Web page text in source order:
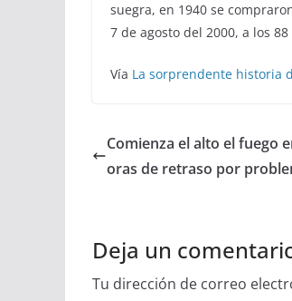
suegra, en 1940 se
7 de agosto del 2000, a los 88
Vía La sorprendente historia
Comienza el alto el fuego
oras de retraso por
Deja un
Tu dirección de correo